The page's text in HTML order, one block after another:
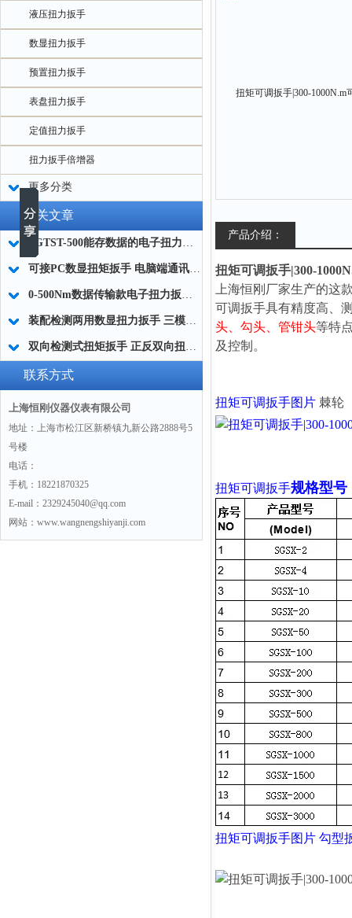
液压扭力扳手
数显扭力扳手
预置扭力扳手
表盘扭力扳手
定值扭力扳手
扭力扳手倍增器
更多分类
相关文章
SGTST-500能存数据的电子扭力扳手 带工作记录的智能扭力扳手厂家
可接PC数显扭矩扳手 电脑端通讯力矩扳手 数据上传电脑电子扭力扳手厂家
0-500Nm数据传输款电子扭力扳手,信号输出追溯扭矩值的扭矩扳手
装配检测两用数显扭力扳手 三模式切换扭矩扳手 工业紧固测量力矩扳手品牌
双向检测式扭矩扳手 正反双向扭力测试检测扳手 正旋反旋力矩扳手厂家
联系方式
上海恒刚仪器仪表有限公司
地址：上海市松江区新桥镇九新公路2888号5
号楼
电话：
手机：18221870325
E-mail：2329245040@qq.com
网站：www.wangnengshiyanji.com
产品介绍：
扭矩可调扳手|300-
上海恒刚厂家生产的这
可调扳手具有精度高、
头、勾头、管钳头等特
及控制。
扭矩可调扳手图片 棘轮
扭矩可调扳手规格型号
扭矩可调扳手图片 勾型